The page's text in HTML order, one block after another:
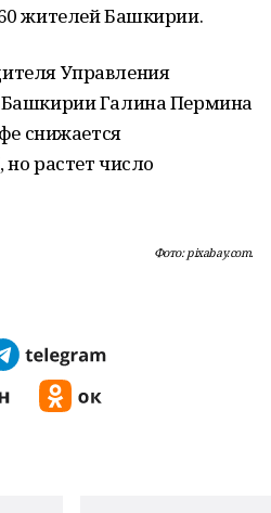
жителей Башкирии.
Управления
Башкирии Галина Пермина
снижается
растет число
Фото: pixabay.com.